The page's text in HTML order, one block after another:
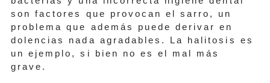
son factores que provocan el sarro, un
problema que además puede derivar en
dolencias nada agradables. La halitosis es
un ejemplo, si bien no es el mal más
grave.